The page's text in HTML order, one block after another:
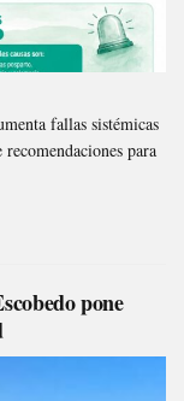
fallas sistémicas
para
pone